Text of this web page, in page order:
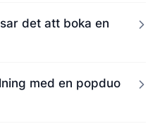
det att boka en
med en popduo